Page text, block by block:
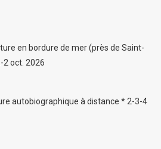
en bordure de mer (près de Saint-
2 oct. 2026
autobiographique à distance * 2-3-4